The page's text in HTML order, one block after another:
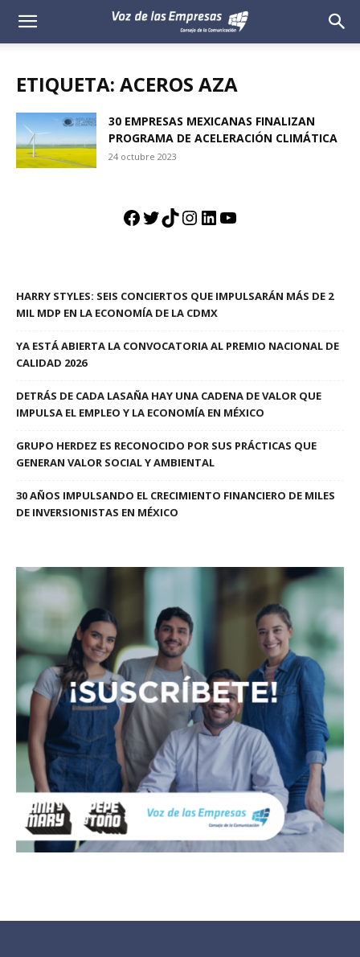
Voz
Empresas
ETIQUETA: ACEROS AZA
30 EMPRESAS MEXICANAS FINALIZAN
PROGRAMA DE ACELERACIÓN CLIMÁTICA
24 octubre 2023
Facebook
Twitter
TikTok
Instagram
LinkedIn
YouTube
HARRY STYLES: SEIS CONCIERTOS QUE IMPULSARÁN MÁS DE 2
MIL MDP EN LA ECONOMÍA DE LA CDMX
YA ESTÁ ABIERTA LA CONVOCATORIA AL PREMIO NACIONAL DE
CALIDAD 2026
DETRÁS DE CADA LASAÑA HAY UNA CADENA DE VALOR QUE
IMPULSA EL EMPLEO Y LA ECONOMÍA EN MÉXICO
GRUPO HERDEZ ES RECONOCIDO POR SUS PRÁCTICAS QUE
GENERAN VALOR SOCIAL Y AMBIENTAL
30 AÑOS IMPULSANDO EL CRECIMIENTO FINANCIERO DE MILES
DE INVERSIONISTAS EN MÉXICO